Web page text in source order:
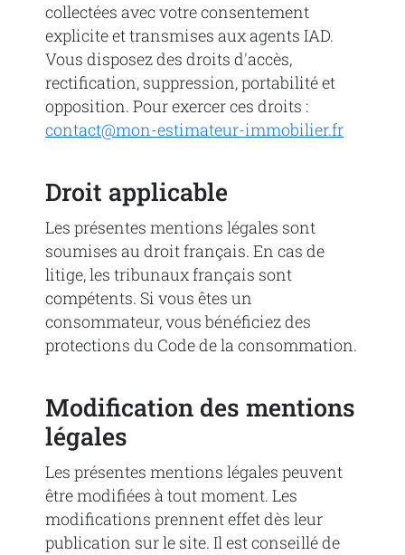
collectées avec votre consentement
explicite et transmises aux agents IAD.
Vous disposez des droits d'accès,
rectification, suppression, portabilité et
opposition. Pour exercer ces droits :
contact@mon-estimateur-immobilier.fr
Droit applicable
Les présentes mentions légales sont
soumises au droit français. En cas de
litige, les tribunaux français sont
compétents. Si vous êtes un
consommateur, vous bénéficiez des
protections du Code de la consommation.
Modification des mentions
légales
Les présentes mentions légales peuvent
être modifiées à tout moment. Les
modifications prennent effet dès leur
publication sur le site. Il est conseillé de